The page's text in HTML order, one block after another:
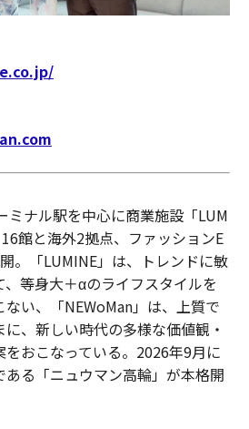
ミナル駅を中心に商業施設「LUM
館と海外2拠点、ファッションE
。「LUMINE」は、トレンドに敏
等身大＋αのライフスタイルを
い、「NEWoMan」は、上質で
、新しい時代の多様な価値観・
おこなっている。2026年9月に
る「ニュウマン高輪」が本格開